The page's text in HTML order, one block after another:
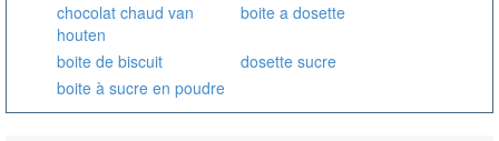
chocolat chaud van
houten
boite a dosette
boite de biscuit
dosette sucre
boite à sucre en poudre